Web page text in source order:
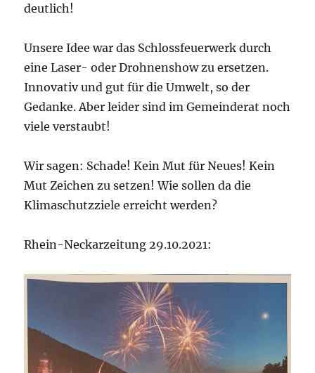
deutlich!
Unsere Idee war das Schlossfeuerwerk durch
eine Laser- oder Drohnenshow zu ersetzen.
Innovativ und gut für die Umwelt, so der
Gedanke. Aber leider sind im Gemeinderat noch
viele verstaubt!
Wir sagen: Schade! Kein Mut für Neues! Kein
Mut Zeichen zu setzen! Wie sollen da die
Klimaschutzziele erreicht werden?
Rhein-Neckarzeitung 29.10.2021: